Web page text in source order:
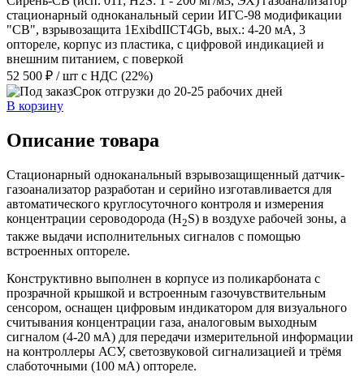
стационарный одноканальный серии ИГС-98 модификации
"СВ", взрывозащита 1ExibdIIСT4Gb, вых.: 4-20 мА, 3
оптореле, корпус из пластика, с цифровой индикацией и
внешним питанием, с поверкой
52 500 ₽ / шт с НДС (22%)
Срок отгрузки до 20-25 рабочих дней
В корзину
Описание товара
Стационарный одноканальный взрывозащищенный датчик-
газоанализатор разработан и серийно изготавливается для
автоматического круглосуточного контроля и измерения
концентрации сероводорода (H2S) в воздухе рабочей зоны, а
также выдачи исполнительных сигналов с помощью
встроенных оптореле.
Конструктивно выполнен в корпусе из поликарбоната с
прозрачной крышкой и встроенным газочувствительным
сенсором, оснащен цифровым индикатором для визуального
считывания концентрации газа, аналоговым выходным
сигналом (4-20 мА) для передачи измерительной информации
на контроллеры АСУ, светозвуковой сигнализацией и трёмя
слаботочными (100 мА) оптореле.